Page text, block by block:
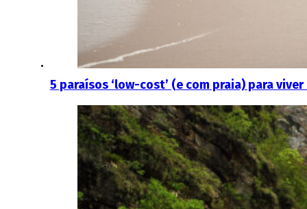
5 paraísos ‘low-cost’ (e com praia) para